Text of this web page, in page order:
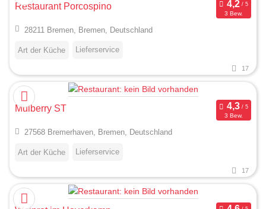
Restaurant Porcospino
3 Bew.
28211 Bremen, Bremen, Deutschland
Art der Küche Lieferservice
17
Mulberry ST
3 Bew.
27568 Bremerhaven, Bremen, Deutschland
Art der Küche Lieferservice
17